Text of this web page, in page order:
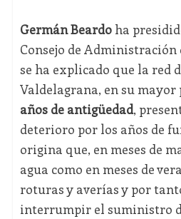
Germán Beardoha
Consejo de Administración
se ha explicado que la red
Valdelagrana, en su mayor
años de antigüedad,
deterioro por los años de
origina que, en meses de
agua como en meses de
roturas y averías y por
interrumpir el suministro